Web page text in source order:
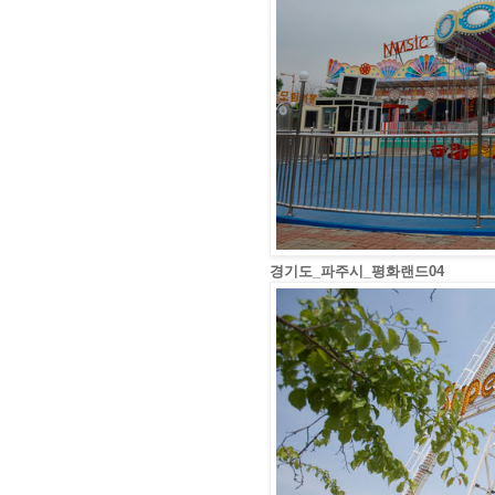
경기도_파주시_평화랜드04